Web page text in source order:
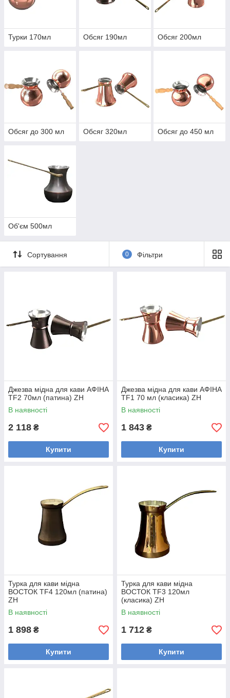
Турки 170мл Обсяг 190мл Обсяг 200мл
Обсяг до 300 мл Обсяг 320мл Обсяг до 450 мл
Об'єм 500мл
Сортування 0 Фільтри
Джезва мідна для кави АФІНА
TF2 70мл (патина) ZH
В наявності
2 118 ₴
Купити
Джезва мідна для кави AФІНА
TF1 70 мл (класика) ZH
В наявності
1 843 ₴
Купити
Турка для кави мідна
ВОСТОК TF4 120мл (патина)
ZH
В наявності
1 898 ₴
Купити
Турка для кави мідна
ВОСТОК TF3 120мл
(класика) ZH
В наявності
1 712 ₴
Купити